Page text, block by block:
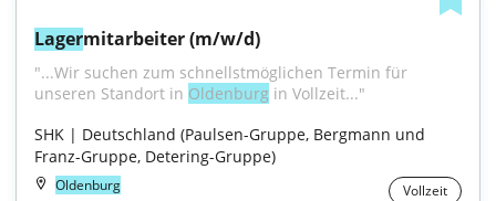
Lagermitarbeiter (m/w/d)
"...Wir suchen zum schnellstmöglichen Termin für
unseren Standort in Oldenburg in Vollzeit..."
SHK | Deutschland (Paulsen-Gruppe, Bergmann und
Franz-Gruppe, Detering-Gruppe)
Oldenburg Vollzeit